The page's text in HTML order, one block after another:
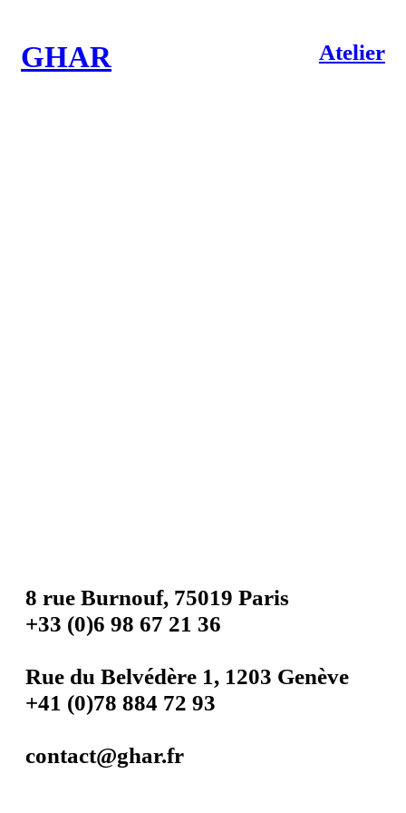
Atelier
GHAR
8 rue Burnouf, 75019 Paris
+33 (0)6 98 67 21 36
Rue du Belvédère 1, 1203 Genève
+41 (0)78 884 72 93
contact@ghar.fr